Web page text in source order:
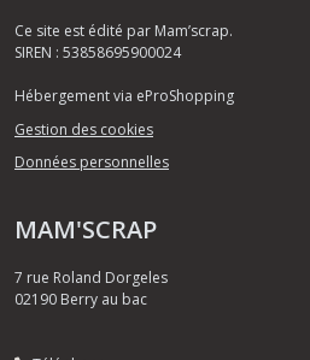
Ce site est édité par Mam’scrap.
SIREN : 53858695900024
Hébergement via eProShopping
Gestion des cookies
Données personnelles
MAM'SCRAP
7 rue Roland Dorgeles
02190 Berry au bac